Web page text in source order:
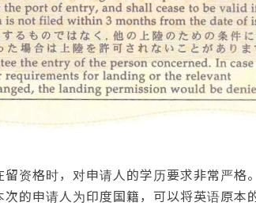
资格时，对申请人的学历要求非常严
的申请人为印度国籍，可以将英语原本